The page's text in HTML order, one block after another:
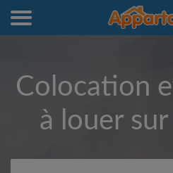
Colocation
à louer sur